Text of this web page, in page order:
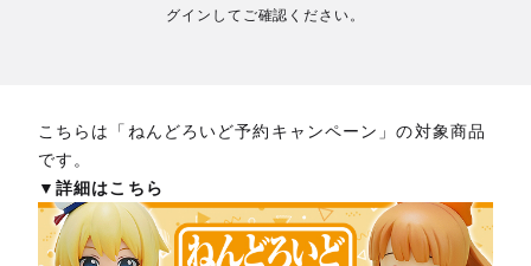
グインしてご確認ください。
こちらは「ねんどろいど予約キャンペーン」の対象商品
です。
▼詳細はこちら